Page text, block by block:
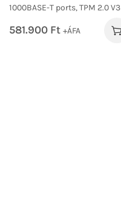
1000BASE-T ports, TPM 2.0 V3
581.900 Ft +ÁFA